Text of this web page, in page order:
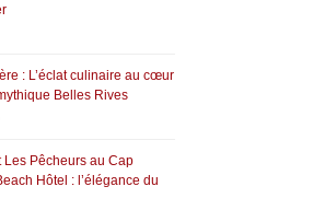
: L’éclat culinaire au cœur
Belles Rives
Les Pêcheurs au Cap
Hôtel : l’élégance du